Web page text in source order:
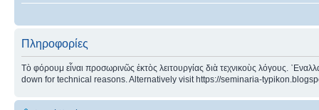
Πληροφορίες
Τὸ φόρουμ εἶναι προσωρινῶς ἐκτὸς λειτουργίας διὰ τεχνικοὺς λόγους.
down for technical reasons. Alternatively visit https://seminaria-